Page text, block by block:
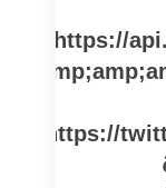
https://
https://